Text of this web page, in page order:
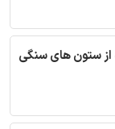
از ستون های سنگی